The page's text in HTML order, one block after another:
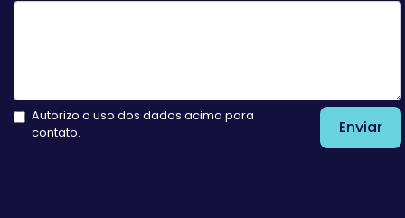
Autorizo o uso dos dados acima para
contato.
Enviar